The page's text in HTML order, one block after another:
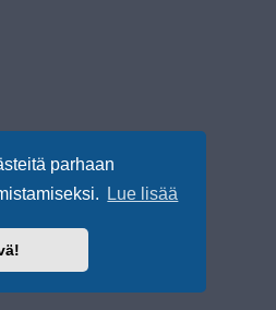
parhaan
Lue lisää